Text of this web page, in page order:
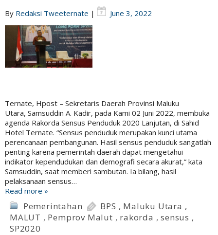
By Redaksi Tweeternate | June 3, 2022
Ternate, Hpost – Sekretaris Daerah Provinsi Maluku
Utara, Samsuddin A. Kadir, pada Kami 02 Juni 2022, membuka
agenda Rakorda Sensus Penduduk 2020 Lanjutan, di Sahid
Hotel Ternate. “Sensus penduduk merupakan kunci utama
perencanaan pembangunan. Hasil sensus penduduk sangatlah
penting karena pemerintah daerah dapat mengetahui
indikator kependudukan dan demografi secara akurat,” kata
Samsuddin, saat memberi sambutan. Ia bilang, hasil
pelaksanaan sensus…
Read more »
Pemerintahan BPS , Maluku Utara ,
MALUT , Pemprov Malut , rakorda ,sensus ,
SP2020